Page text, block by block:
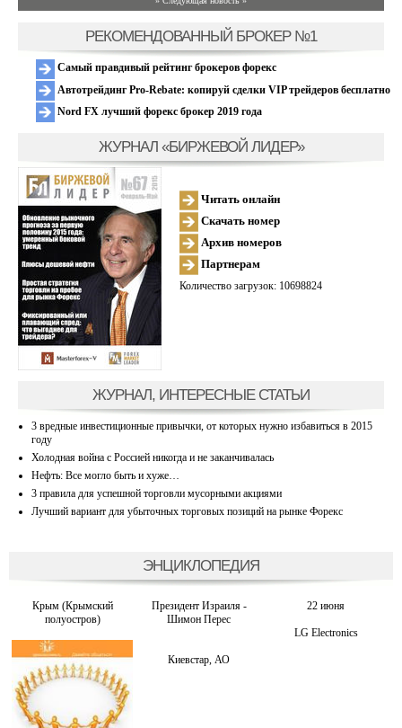
РЕКОМЕНДОВАННЫЙ БРОКЕР №1
Самый правдивый рейтинг брокеров форекс
Автотрейдинг Pro-Rebate: копируй сделки VIP трейдеров бесплатно
Nord FX лучший форекс брокер 2019 года
ЖУРНАЛ «БИРЖЕВОЙ ЛИДЕР»
Читать онлайн
Скачать номер
Архив номеров
Партнерам
Количество загрузок: 10698824
ЖУРНАЛ, ИНТЕРЕСНЫЕ СТАТЬИ
3 вредные инвестиционные привычки, от которых нужно избавиться в 2015
году
Холодная война с Россией никогда и не заканчивалась
Нефть: Все могло быть и хуже…
3 правила для успешной торговли мусорными акциями
Лучший вариант для убыточных торговых позиций на рынке Форекс
ЭНЦИКЛОПЕДИЯ
Крым (Крымский
полуостров)
Президент Израиля -
Шимон Перес
22 июня
LG Electronics
Киевстар, АО